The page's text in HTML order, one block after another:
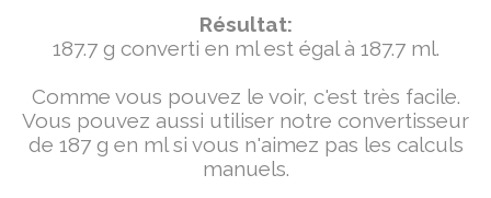
Résultat:
187.7 g converti en ml est égal à 187.7 ml.
Comme vous pouvez le voir, c'est très facile.
Vous pouvez aussi utiliser notre convertisseur
de 187 g en ml si vous n'aimez pas les calculs
manuels.